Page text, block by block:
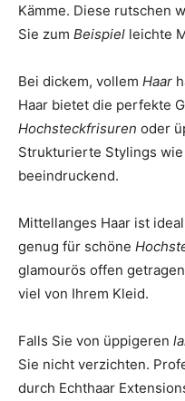
Kämme. Diese rutschen
Sie zum Beispiel leichte
Bei dickem, vollem Haar
Haar bietet die perfekte
Hochsteckfrisuren oder
Strukturierte Stylings
beeindruckend.
Mittellanges Haar ist
genug für schöne
glamourös offen
viel von Ihrem Kleid.
Falls Sie von üppigeren
Sie nicht verzichten.
durch Echthaar